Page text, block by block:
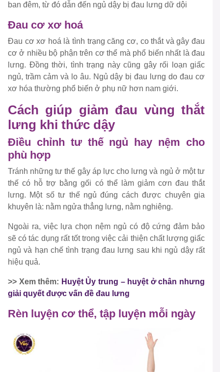
ban đêm, từ đó dẫn đến ngủ dậy bị đau lưng dữ dội
Đau cơ xơ hoá
Đau cơ xơ hoá là tình trạng căng cơ, co thắt và gây đau
cơ ở nhiều bộ phận trên cơ thể mà phổ biến nhất là đau
lưng. Đồng thời, tình trạng này cũng gây rối loạn giấc
ngủ, trầm cảm và lo âu. Ngủ dậy bị đau lưng do đau cơ
xơ hóa thường phổ biến ở phụ nữ hơn nam giới.
Cách giúp giảm đau vùng thắt
lưng khi thức dậy
Điều chỉnh tư thế ngủ hay nệm cho
phù hợp
Tránh những tư thế gây áp lực cho lưng và ngủ ở một tư
thế có hỗ trợ bằng gối có thể làm giảm cơn đau thắt
lưng. Một số tư thế ngủ đúng cách được chuyên gia
khuyên là: nằm ngửa thẳng lưng, nằm nghiêng.
Ngoài ra, việc lựa chọn nệm ngủ có độ cứng đảm bảo
sẽ có tác dụng rất tốt trong việc cải thiện chất lượng giấc
ngủ và hạn chế tình trạng đau lưng sau khi ngủ dậy rất
hiệu quả.
>> Xem thêm: Huyệt Ủy trung – huyệt ở chân nhưng
giải quyết được vấn đề đau lưng
Rèn luyện cơ thể, tập luyện mỗi ngày